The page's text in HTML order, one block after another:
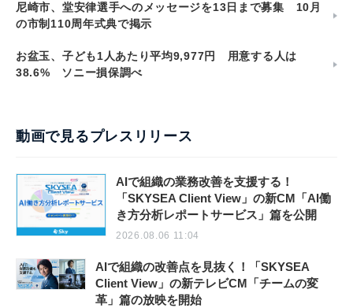
尼崎市、堂安律選手へのメッセージを13日まで募集 10月
の市制110周年式典で掲示
お盆玉、子ども1人あたり平均9,977円 用意する人は
38.6% ソニー損保調べ
動画で見るプレスリリース
AIで組織の業務改善を支援する！
「SKYSEA Client View」の新CM「AI働
き方分析レポートサービス」篇を公開
2026.08.06 11:04
AIで組織の改善点を見抜く！「SKYSEA
Client View」の新テレビCM「チームの変
革」篇の放映を開始